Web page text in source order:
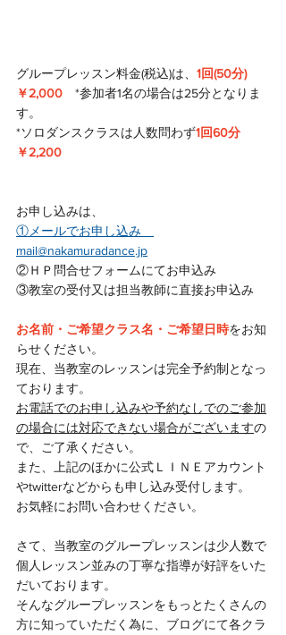
グループレッスン料金(税込)は、 1回(50分)
￥2,000 *参加者1名の場合は25分となりま
す。
*ソロダンスクラスは人数問わず1回60分
￥2,200
お申し込みは、
①メールでお申し込み
mail@nakamuradance.jp
②ＨＰ問合せフォームにてお申込み
③教室の受付又は担当教師に直接お申込み
お名前・ご希望クラス名・ご希望日時をお知
らせください。
現在、当教室のレッスンは完全予約制となっ
ております。
お電話でのお申し込みや予約なしでのご参加
の場合には対応できない場合がございますの
で、ご了承ください。
また、上記のほかに公式ＬＩＮＥアカウント
やtwitterなどからも申し込み受付します。
お気軽にお問い合わせください。
さて、当教室のグループレッスンは少人数で
個人レッスン並みの丁寧な指導が好評をいた
だいております。
そんなグループレッスンをもっとたくさんの
方に知っていただく為に、ブログにて各クラ